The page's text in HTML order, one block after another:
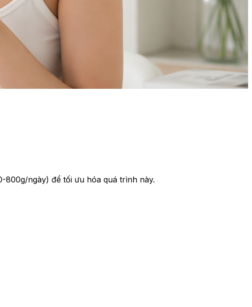
800g/ngày) để tối ưu hóa quá trình này.